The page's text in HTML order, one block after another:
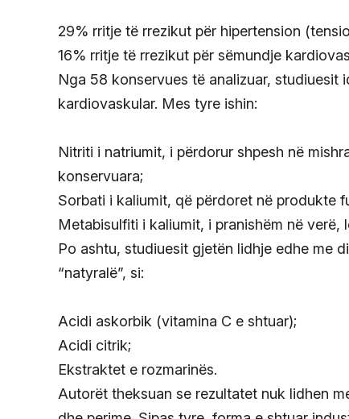
29% rritje të rrezikut për hipertension
16% rritje të rrezikut për sëmundje
Nga 58 konservues të analizuar, studiuesit
kardiovaskular. Mes tyre ishin:
Nitriti i natriumit, i përdorur shpesh në
konservuara;
Sorbati i kaliumit, që përdoret në produkte
Metabisulfiti i kaliumit, i pranishëm në verë,
Po ashtu, studiuesit gjetën lidhje edhe me
“natyralë”, si:
Acidi askorbik (vitamina C e shtuar);
Acidi citrik;
Ekstraktet e rozmarinës.
Autorët theksuan se rezultatet nuk lidhen